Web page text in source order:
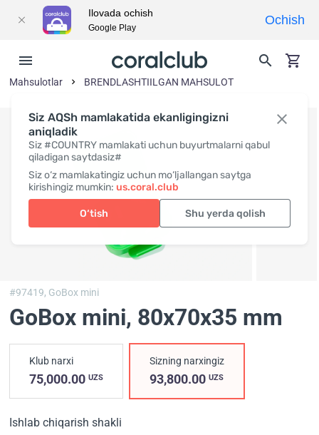
Siz AQSh mamlakatida ekanligingizni
aniqladik
Siz #COUNTRY mamlakati uchun buyurtmalarni qabul
qiladigan saytdasiz#
Siz o‘z mamlakatingiz uchun mo‘ljallangan saytga
kirishingiz mumkin: us.coral.club
O‘tish Shu yerda qolish
Mahsulotlar BRENDLASHTIILGAN MAHSULOT
#97419, GoBox mini
GoBox mini, 80x70x35 mm
Klub narxi
75,000.00 UZS
Sizning narxingiz
93,800.00UZS
Ishlab chiqarish shakli
Ilovada ochish
Google Play
Ochish